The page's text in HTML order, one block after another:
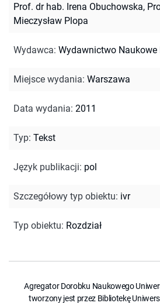
Prof. dr hab. Irena Obuchowska,
Mieczysław Plopa
Wydawca: Wydawnictwo Naukowe
Miejsce wydania: Warszawa
Data wydania: 2011
Typ: Tekst
Język publikacji: pol
Szczegółowy typ obiektu: ivr
Typ obiektu: Rozdział
Agregator Dorobku Naukowego
tworzony jest przez Bibliotekę